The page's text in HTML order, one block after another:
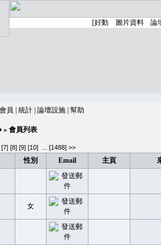
會員 統計 論壇設施 幫助
» 會員列表
[7] [8] [9] [10] [1488] >>
性別 Email 主頁
女